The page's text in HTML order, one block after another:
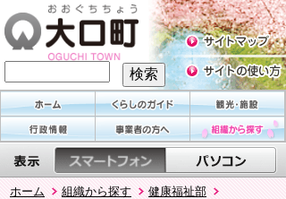
ホーム 組織から探す
健康福祉部